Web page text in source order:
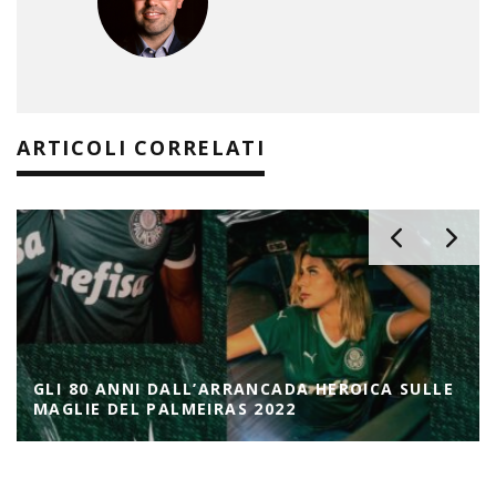
ARTICOLI CORRELATI
GLI 80 ANNI DALL’ARRANCADA HEROICA SULLE
MAGLIE DEL PALMEIRAS 2022